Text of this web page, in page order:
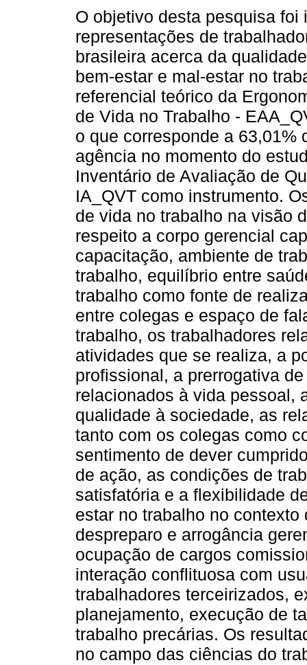
O objetivo desta pesquisa foi
representações de
brasileira acerca da
bem-estar e mal-estar no
referencial teórico da
de Vida no Trabalho -
o que corresponde a 63,01%
agência no momento do
Inventário de Avaliação de
IA_QVT como instrumento.
de vida no trabalho na visão
respeito a corpo gerencial
capacitação, ambiente de
trabalho, equilíbrio entre
trabalho como fonte de
entre colegas e espaço de
trabalho, os trabalhadores
atividades que se realiza, a
profissional, a prerrogativa
relacionados à vida pessoal,
qualidade à sociedade, as
tanto com os colegas como
sentimento de dever
de ação, as condições de
satisfatória e a flexibilidade
estar no trabalho no
despreparo e arrogância
ocupação de cargos
interação conflituosa com
trabalhadores terceirizados,
planejamento, execução de
trabalho precárias. Os
no campo das ciências do